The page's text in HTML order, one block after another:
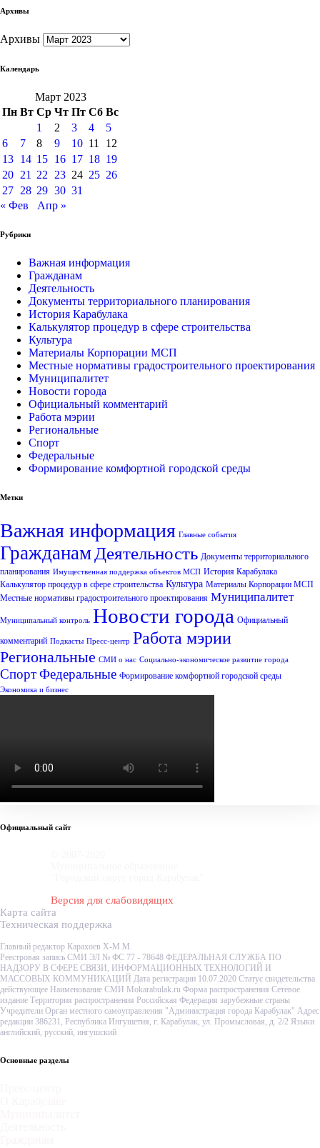
Архивы
Архивы
Календарь
Март 2023
Пн Вт Ср Чт Пт Сб Вс
1
2 3 4
5
6
7 8 9 10 11
12
13 14 15 16 17 18 19
20 21 22 23 24 25 26
27 28 29 30 31
« Фев
Апр »
Рубрики
Важная информация
Гражданам
Деятельность
Документы территориального планирования
История Карабулака
Калькулятор процедур в сфере строительства
Культура
Материалы Корпорации МСП
Местные нормативы градостроительного проектирования
Муниципалитет
Новости города
Официальный комментарий
Работа мэрии
Региональные
Спорт
Федеральные
Формирование комфортной городской среды
Метки
Важная информация Главные события
Гражданам Деятельность Документы территориального
планирования Имущественная поддержка объектов МСП История Карабулака
Калькулятор процедур в сфере строительства Культура Материалы Корпорации МСП
Местные нормативы градостроительного проектирования Муниципалитет
Муниципальный контроль Новости города Официальный
комментарий Подкасты Пресс-центр Работа мэрии
Региональные СМИ о нас Социально-экономическое развитие города
СпортФедеральные Формирование комфортной городской среды
Экономика и бизнес
Официальный сайт
Версия для слабовидящих
Карта сайта
Техническая поддержка
Главный редактор Карахоев Х-М.М.
Реестровая запись СМИ ЭЛ № ФС 77 - 78648 ФЕДЕРАЛЬНАЯ СЛУЖБА ПО
НАДЗОРУ В СФЕРЕ СВЯЗИ, ИНФОРМАЦИОННЫХ ТЕХНОЛОГИЙ И
МАССОВЫХ КОММУНИКАЦИЙ Дата регистрации 10.07.2020 Статус свидетельства
действующее Наименование СМИ Mokarabulak.ru Форма распространения Сетевое
издание Территория распространения Российская Федерация зарубежные страны
Учредители Орган местного самоуправления "Администрация города Карабулак" Адрес
редакции 386231, Республика Ингушетия, г. Карабулак, ул. Промысловая, д. 2/2 Языки
английский, русский, ингушский
Основные разделы